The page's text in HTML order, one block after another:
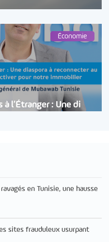
Économie
l’Étranger : Une di
en Tunisie, une hausse
sites frauduleux usurpant